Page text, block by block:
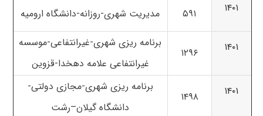
۱۴۰۱
۵۹۱ مدیریت شهری-روزانه-دانشگاه ارومیه
۱۴۰۱ ۱۲۹۶
برنامه ریزی شهری-غیرانتفاعی-موسسه
غیرانتفاعی علامه دهخدا-قزوین
۱۴۰۱
۱۴۹۸
برنامه ریزی شهری-مجازی دولتی-
دانشگاه گیلان–رشت